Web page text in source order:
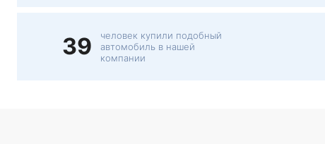
39
человек купили подобный
автомобиль в нашей
компании